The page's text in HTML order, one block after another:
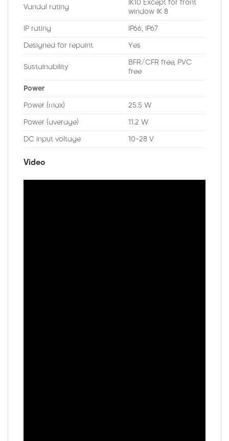
Vandal rating
IK10 Except for front
window IK 8
IP rating IP66, IP67
Designed for repaint Yes
Sustainability
BFR/CFR free, PVC
free
Power
Power (max) 25.5 W
Power (average) 11.2 W
DC input voltage 10-28 V
Video